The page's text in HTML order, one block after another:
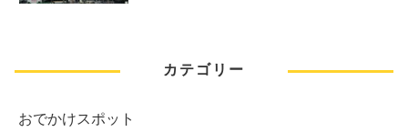
カテゴリー
おでかけスポット